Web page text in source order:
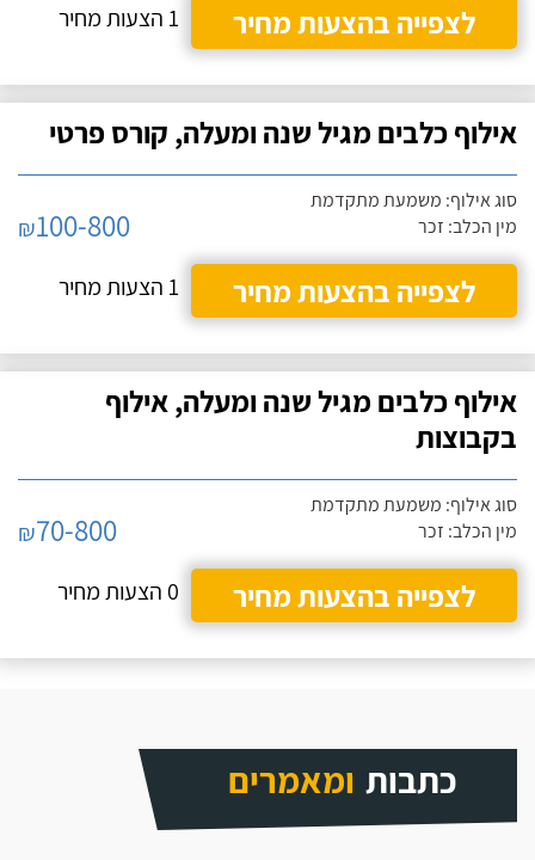
לצפייה בהצעות מחיר
1 הצעות מחיר
אילוף כלבים מגיל שנה ומעלה, קורס פרטי
סוג אילוף: משמעת מתקדמת
מין הכלב: זכר
₪100-800
לצפייה בהצעות מחיר
1 הצעות מחיר
אילוף כלבים מגיל שנה ומעלה, אילוף
בקבוצות
סוג אילוף: משמעת מתקדמת
מין הכלב: זכר
₪70-800
לצפייה בהצעות מחיר
0 הצעות מחיר
כתבות ומאמרים